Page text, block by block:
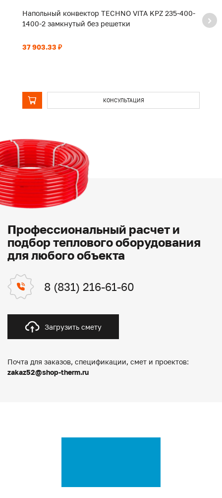
Напольный конвектор TECHNO VITA KPZ 235-400-
1400-2 замкнутый без решетки
37 903.33 ₽
КОНСУЛЬТАЦИЯ
Профессиональный расчет и
подбор теплового оборудования
для любого объекта
8 (831) 216-61-60
Загрузить смету
Почта для заказов, спецификации, смет и проектов:
zakaz52@shop-therm.ru